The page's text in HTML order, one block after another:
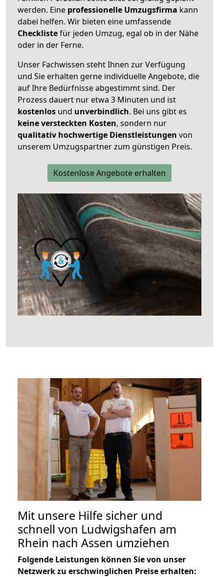
werden. Eine professionelle Umzugsfirma kann
dabei helfen. Wir bieten eine umfassende
Checklistefür jeden Umzug, egal ob in der Nähe
oder in der Ferne.
Unser Fachwissen steht Ihnen zur Verfügung
und Sie erhalten gerne individuelle Angebote, die
auf Ihre Bedürfnisse abgestimmt sind. Der
Prozess dauert nur etwa 3 Minuten und ist
kostenlos und unverbindlich. Bei uns gibt es
keine versteckten Kosten, sondern nur
qualitativ hochwertige Dienstleistungen von
unserem Umzugspartner zum günstigen Preis.
Kostenlose Angebote erhalten
Mit unsere Hilfe sicher und
schnell von Ludwigshafen am
Rhein nach Assen umziehen
Folgende Leistungen können Sie von unser
Netzwerk zu erschwinglichen Preise erhalten: